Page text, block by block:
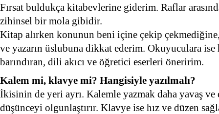
Fırsat buldukça kitabevlerine giderim. Raflar
zihinsel bir mola gibidir.
Kitap alırken konunun beni içine çekip
ve yazarın üslubuna dikkat ederim. Okuyuculara ise
barındıran, dili akıcı ve öğretici eserleri öneririm.
Kalem mi, klavye mi? Hangisiyle yazılmalı?
İkisinin de yeri ayrı. Kalemle yazmak daha yavaş
düşünceyi olgunlaştırır. Klavye ise hız ve düzen